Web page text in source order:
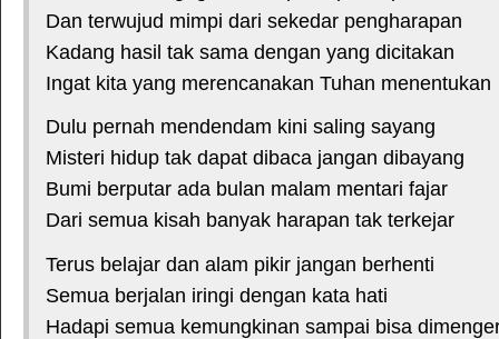
Dan terwujud mimpi dari sekedar pengharapan
Kadang hasil tak sama dengan yang dicitakan
Ingat kita yang merencanakan Tuhan menentukan
Dulu pernah mendendam kini saling sayang
Misteri hidup tak dapat dibaca jangan dibayang
Bumi berputar ada bulan malam mentari fajar
Dari semua kisah banyak harapan tak terkejar
Terus belajar dan alam pikir jangan berhenti
Semua berjalan iringi dengan kata hati
Hadapi semua kemungkinan sampai bisa